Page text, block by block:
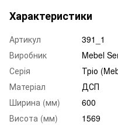
Характеристики
Артикул
391_1
Виробник
Mebel
Серія
Тріо
Матеріал
ДСП
Ширина (мм)
600
Висота (мм)
1569